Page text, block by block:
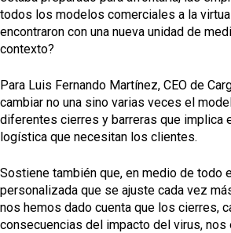
todos los modelos comerciales a la
encontraron con una nueva unidad de
contexto?
Para Luis Fernando Martínez, CEO de
cambiar no una sino varias veces el
diferentes cierres y barreras que implica
logística que necesitan los clientes.
Sostiene también que, en medio de
personalizada que se ajuste cada vez
nos hemos dado cuenta que los cierres,
consecuencias del impacto del virus,